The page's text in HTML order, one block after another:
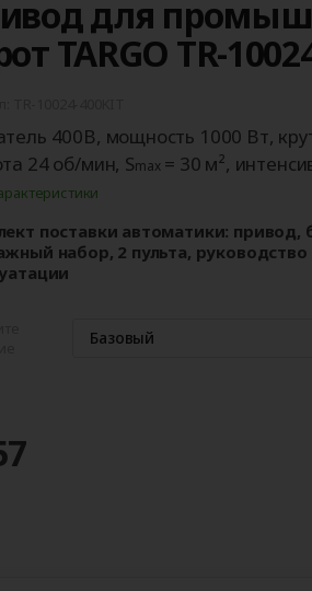
промышленных ворот
тамбуры
для
TARGO TR-
400В, мощность 1000 Вт,
24 об/мин, Smax= 30 м²,
поставки автоматики: привод,
набор, 2 пульта,
Базовый